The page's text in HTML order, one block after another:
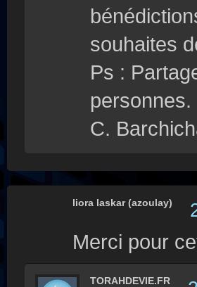
souhaites
Ps :
personnes.
C.
liora laskar (azoulay)
Merci pour
TORAHDEVIE.FR